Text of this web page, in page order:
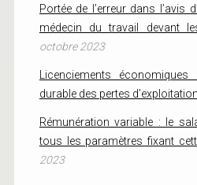
Portée de l’erreur dans l’avis
médecin du travail devant
octobre 2023
Licenciements
durable des pertes d’exploitation
Rémunération variable : le
tous les paramètres fixant
2023